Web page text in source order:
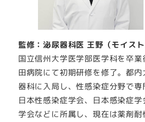
監修：泌尿器科医 王野（モイスト
国立信州大学医学部医学科を卒
田病院にて初期研修を修了。都
器科に入局し、性感染症分野で専
日本性感染症学会、日本感染症
学会などに所属し、現在は薬剤耐